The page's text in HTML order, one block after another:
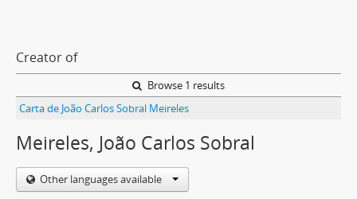
Creator of
Browse 1 results
Carta de João Carlos Sobral Meireles
Meireles, João Carlos Sobral
Other languages available